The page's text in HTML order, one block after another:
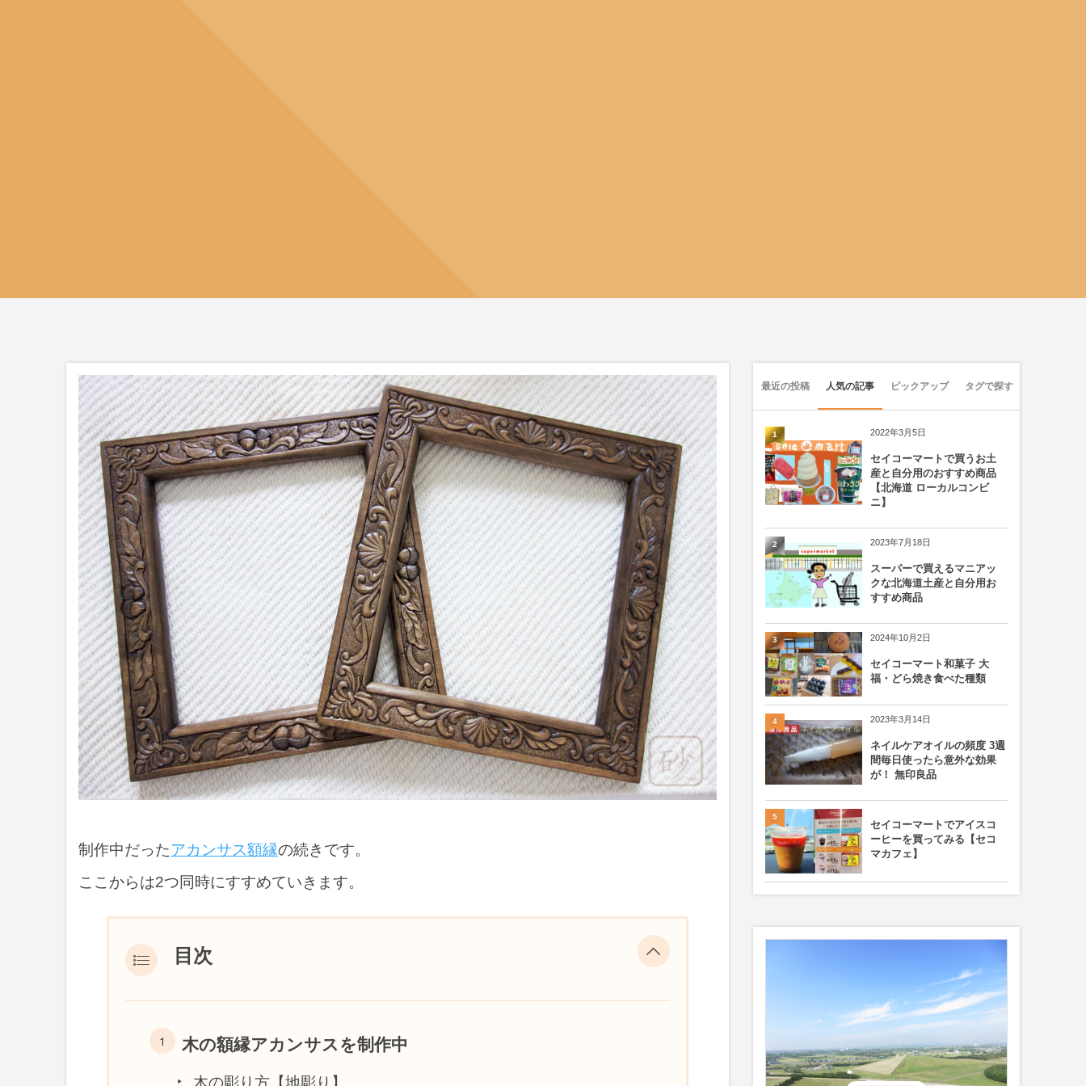
制作中だったアカンサス額縁の続きです。
ここからは2つ同時にすすめていきます。
目次
木の額縁アカンサスを制作中
木の彫り方【地彫り】
最近の投稿 人気の記事 ピックアップ タグで探す
2022年3月5日
セイコーマートで買うお土
産と自分用のおすすめ商品
【北海道 ローカルコンビ
ニ】
1
2023年7月18日
スーパーで買えるマニアッ
クな北海道土産と自分用お
すすめ商品
2
2024年10月2日
セイコーマート和菓子 大
福・どら焼き食べた種類
3
2023年3月14日
ネイルケアオイルの頻度 3週
間毎日使ったら意外な効果
が！ 無印良品
4
セイコーマートでアイスコ
ーヒーを買ってみる【セコ
マカフェ】
5